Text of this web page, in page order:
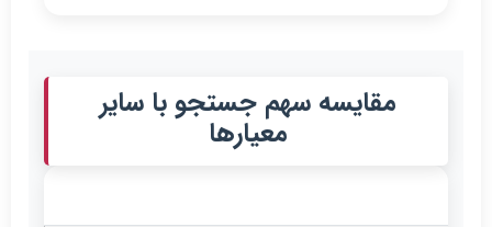
مقایسه سهم جستجو با سایر
معیارها